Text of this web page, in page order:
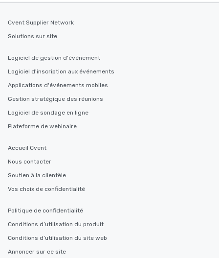
Cvent Supplier Network
Solutions sur site
Logiciel de gestion d'événement
Logiciel d'inscription aux événements
Applications d'événements mobiles
Gestion stratégique des réunions
Logiciel de sondage en ligne
Plateforme de webinaire
Accueil Cvent
Nous contacter
Soutien à la clientèle
Vos choix de confidentialité
Politique de confidentialité
Conditions d’utilisation du produit
Conditions d’utilisation du site web
Annoncer sur ce site